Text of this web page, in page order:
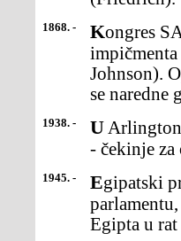
1868. - Kongres SAD pokrenuo je, prvi put u američkoj istoriji, postupak
Johnson).
se naredne
1938. - U Arlingtonu u Nju Džersiju napravljen je prvi proizvod od najlona
- čekinje za
1945. - Egipatski premijer Ahmed Maher Paša (Pasha) ubijen je u
Egipta u rat